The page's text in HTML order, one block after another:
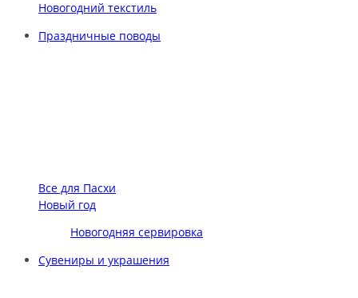
Новогодний текстиль
Праздничные поводы
Все для Пасхи
Новый год
Новогодняя сервировка
Сувениры и украшения